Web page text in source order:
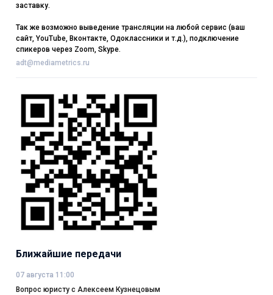
заставку.
Так же возможно выведение трансляции на любой сервис (ваш
сайт, YouTube, Вконтакте, Одоклассники и т.д.), подключение
спикеров через Zoom, Skype.
adt@mediametrics.ru
Ближайшие передачи
07 августа 11:00
Вопрос юристу с Алексеем Кузнецовым